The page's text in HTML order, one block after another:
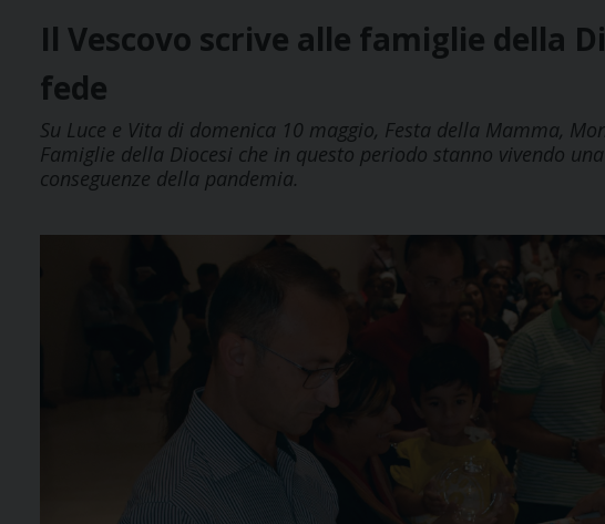
Il Vescovo scrive alle famiglie della
fede
Su Luce e Vita di domenica 10 maggio, Festa della Mamma,
Famiglie della Diocesi che in questo periodo stanno vivendo
conseguenze della pandemia.